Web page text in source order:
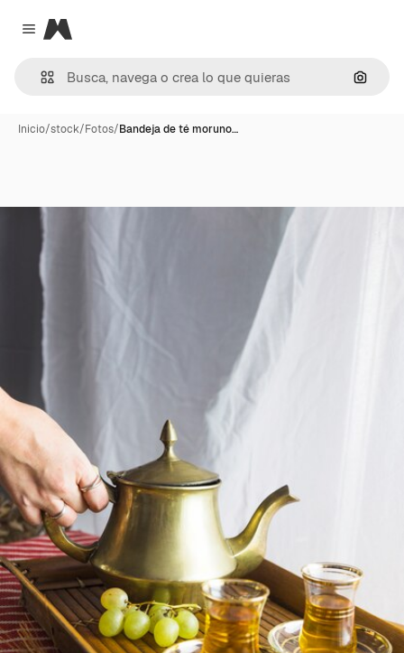
Close menu
Magnific
Inicio/stock/Fotos/Bandeja de té moruno…